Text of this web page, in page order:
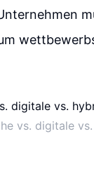
vs. digitale